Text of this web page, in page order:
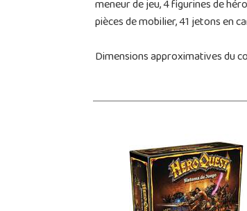
meneur de jeu, 4 figurines de
pièces de mobilier, 41 jetons en
Dimensions approximatives du